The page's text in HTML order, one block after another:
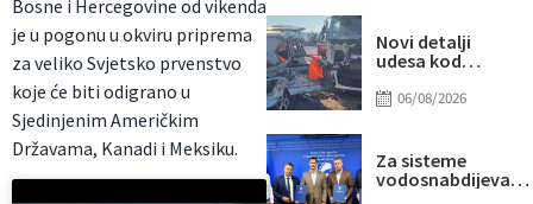
Bosne i Hercegovine od vikenda
je u pogonu u okviru priprema
za veliko Svjetsko prvenstvo
koje će biti odigrano u
Sjedinjenim Američkim
Državama, Kanadi i Meksiku.
Novi detalji
udesa kod
Preminuo
povrijeđenima i
beba
06/08/2026
Za sisteme